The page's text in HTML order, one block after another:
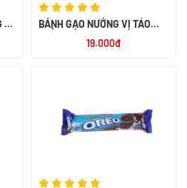
-
BÁNH GẠO NƯỚNG VỊ TẢO
19.000đ